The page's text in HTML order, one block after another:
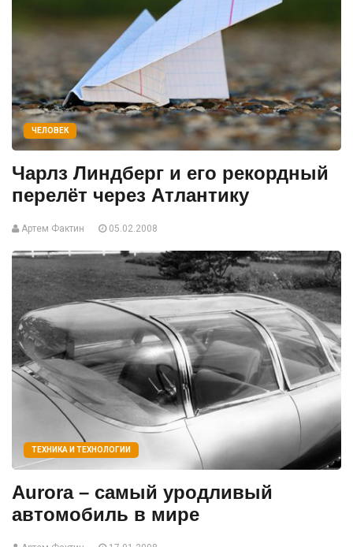
ЧЕЛОВЕК
Чарлз Линдберг и его рекордный
перелёт через Атлантику
Артем Фактин 05.02.2008
ТЕХНИКА И ТЕХНОЛОГИИ
Aurora – самый уродливый
автомобиль в мире